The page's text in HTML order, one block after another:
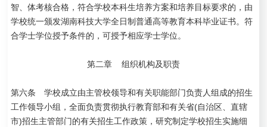
智、体考核合格，符合学校本科生培养方案和培养目标要求的，由
学校统一颁发湖南科技大学全日制普通高等教育本科毕业证书。符
合学士学位授予条件的，可授予相应学士学位。
第二章 组织机构及职责
第六条 学校成立由主管校领导和有关职能部门负责人组成的招生
工作领导小组，全面负责贯彻执行教育部和有关省(自治区、直辖
市)招生主管部门的有关招生工作政策，研究制定学校招生实施细